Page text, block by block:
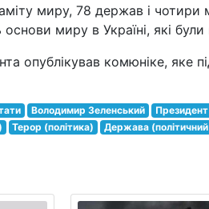
миру, 78 держав і чотири
миру в Україні, які
опублікував комюніке, яке
Володимир Зеленський Президент
Терор (політика) Держава (політичний